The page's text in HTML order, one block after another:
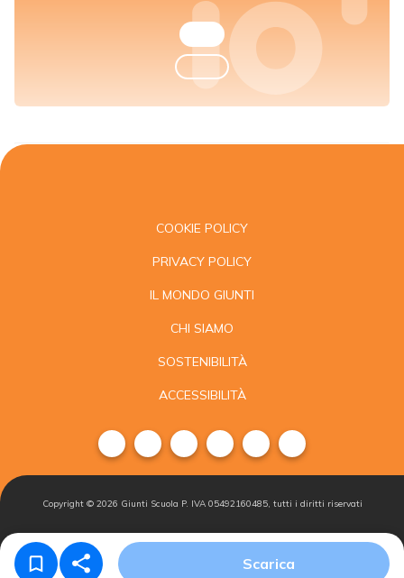
Scarica
COOKIE POLICY
PRIVACY POLICY
IL MONDO GIUNTI
CHI SIAMO
SOSTENIBILITÀ
ACCESSIBILITÀ
Copyright © 2026 Giunti Scuola P. IVA 05492160485, tutti i diritti riservati
Condizioni di
vendita
Gestisci i
Iscriviti alla
newsletter